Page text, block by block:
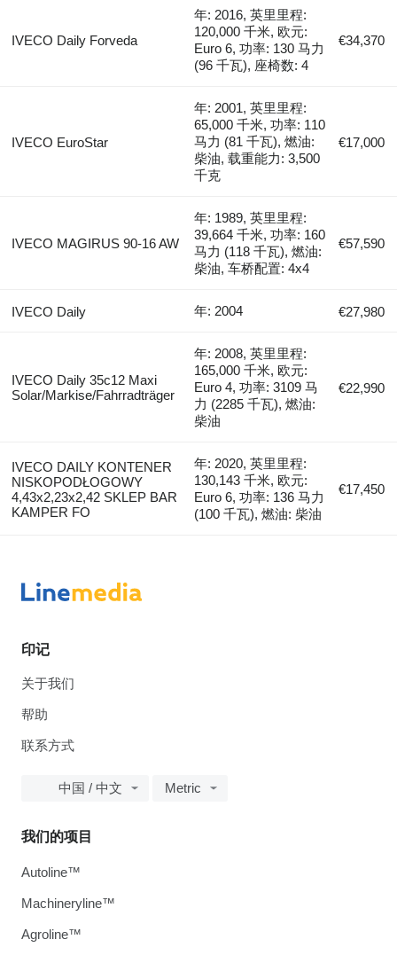
IVECO Daily Forveda
年: 2016, 英里里程:
120,000 千米, 欧元:
Euro 6, 功率: 130 马力
(96 千瓦), 座椅数: 4
€34,370
IVECO EuroStar
年: 2001, 英里里程:
65,000 千米, 功率: 110
马力 (81 千瓦), 燃油:
柴油, 载重能力: 3,500
千克
€17,000
IVECO MAGIRUS 90-16 AW
年: 1989, 英里里程:
39,664 千米, 功率: 160
马力 (118 千瓦), 燃油:
柴油, 车桥配置: 4x4
€57,590
IVECO Daily 年: 2004 €27,980
IVECO Daily 35c12 Maxi
Solar/Markise/Fahrradträger
年: 2008, 英里里程:
165,000 千米, 欧元:
Euro 4, 功率: 3109 马
力 (2285 千瓦), 燃油:
柴油
€22,990
IVECO DAILY KONTENER
NISKOPODŁOGOWY
4,43x2,23x2,42 SKLEP BAR
KAMPER FO
年: 2020, 英里里程:
130,143 千米, 欧元:
Euro 6, 功率: 136 马力
(100 千瓦), 燃油: 柴油
€17,450
印记
关于我们
帮助
联系方式
中国 / 中文 Metric
我们的项目
Autoline™
Machineryline™
Agroline™